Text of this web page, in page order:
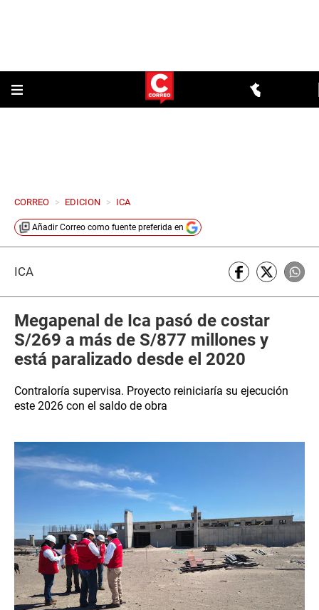
CORREO > EDICION > ICA
Añadir Correo como fuente preferida en
ICA
Megapenal de Ica pasó de costar
S/269 a más de S/877 millones y
está paralizado desde el 2020
Contraloría supervisa. Proyecto reiniciaría su ejecución
este 2026 con el saldo de obra